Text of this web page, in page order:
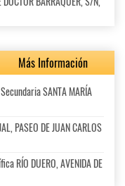
Más Información
SANTA MARÍA
PASEO DE JUAN CARLOS
RÍO DUERO, AVENIDA DE